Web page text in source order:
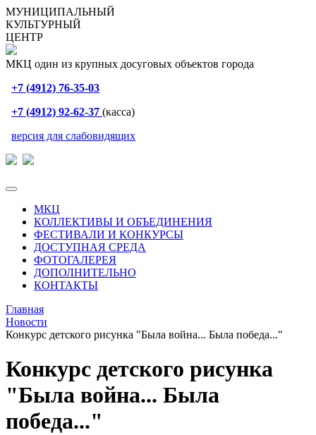
МУНИЦИПАЛЬНЫЙ
КУЛЬТУРНЫЙ
ЦЕНТР
МКЦ один из крупных досуговых объектов города
+7 (4912) 76-35-03
+7 (4912) 92-62-37 (касса)
версия для слабовидящих
МКЦ
КОЛЛЕКТИВЫ И ОБЪЕДИНЕНИЯ
ФЕСТИВАЛИ И КОНКУРСЫ
ДОСТУПНАЯ СРЕДА
ФОТОГАЛЕРЕЯ
ДОПОЛНИТЕЛЬНО
КОНТАКТЫ
Главная
Новости
Конкурс детского рисунка "Была война... Была победа..."
Конкурс детского рисунка
"Была война... Была
победа..."